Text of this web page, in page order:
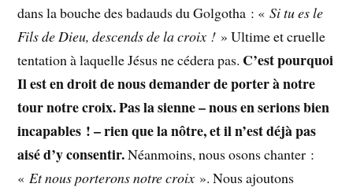
dans la bouche des badauds du Golgotha : «Si tu es le
Fils de Dieu, descends de la croix ! » Ultime et cruelle
tentation à laquelle Jésus ne cédera pas. C’est pourquoi
Il est en droit de nous demander de porter à notre
tour notre croix. Pas la sienne – nous en serions bien
incapables ! – rien que la nôtre, et il n’est déjà pas
aisé d’y consentir.Néanmoins, nous osons chanter :
«Et nous porterons notre croix ». Nous ajoutons